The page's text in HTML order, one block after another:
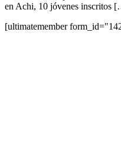
en Achi, 10 jóvenes inscritos
[ultimatemember